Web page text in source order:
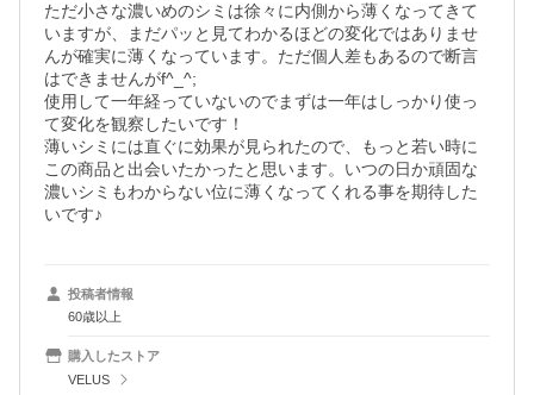
ただ小さな濃いめのシミは徐々に内側から薄くなってきて
いますが、まだパッと見てわかるほどの変化ではありませ
んが確実に薄くなっています。ただ個人差もあるので断言
はできませんがf^_^;
使用して一年経っていないのでまずは一年はしっかり使っ
て変化を観察したいです！
薄いシミには直ぐに効果が見られたので、もっと若い時に
この商品と出会いたかったと思います。いつの日か頑固な
濃いシミもわからない位に薄くなってくれる事を期待した
いです♪
投稿者情報
60歳以上
購入したストア
VELUS